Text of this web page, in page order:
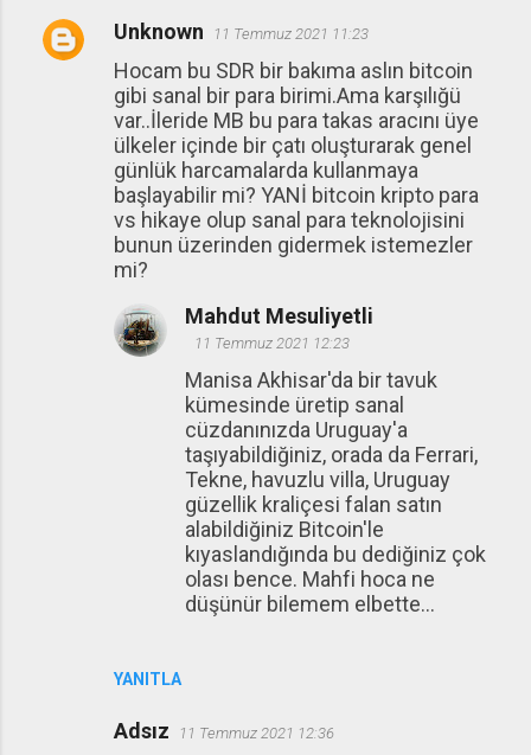
Unknown 11 Temmuz 2021 11:23
Hocam bu SDR bir bakıma aslın bitcoin
gibi sanal bir para birimi.Ama karşılığü
var..İleride MB bu para takas aracını üye
ülkeler içinde bir çatı oluşturarak genel
günlük harcamalarda kullanmaya
başlayabilir mi? YANİ bitcoin kripto para
vs hikaye olup sanal para teknolojisini
bunun üzerinden gidermek istemezler
mi?
YANITLA
Mahdut Mesuliyetli
11 Temmuz 2021 12:23
Manisa Akhisar'da bir tavuk
kümesinde üretip sanal
cüzdanınızda Uruguay'a
taşıyabildiğiniz, orada da Ferrari,
Tekne, havuzlu villa, Uruguay
güzellik kraliçesi falan satın
alabildiğiniz Bitcoin'le
kıyaslandığında bu dediğiniz çok
olası bence. Mahfi hoca ne
düşünür bilemem elbette...
Adsız 11 Temmuz 2021 12:36